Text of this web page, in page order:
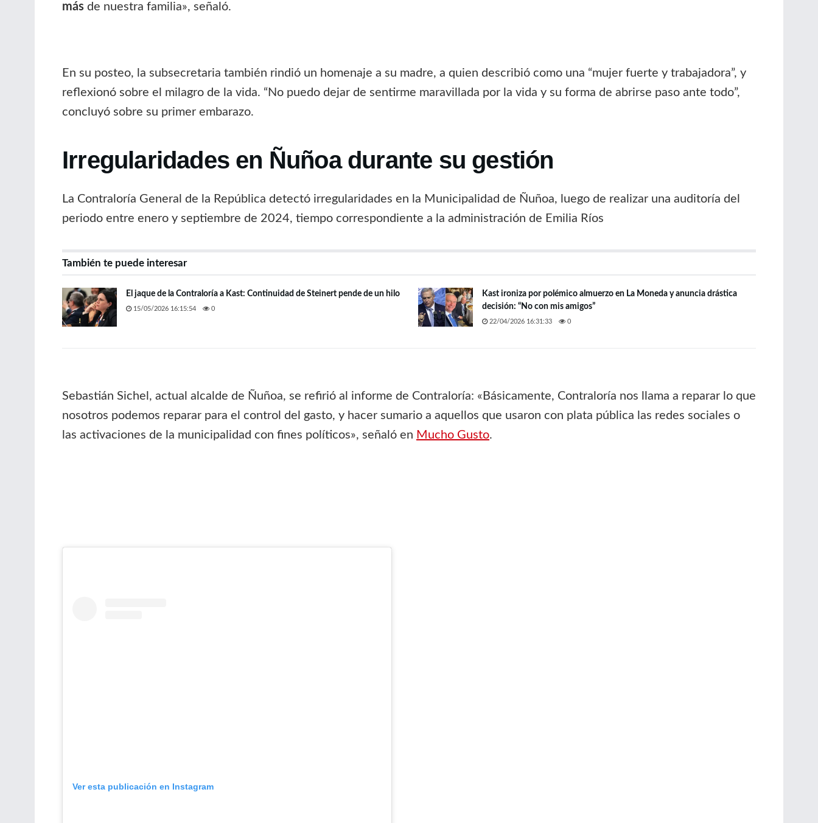
más de nuestra familia», señaló.
En su posteo, la subsecretaria también rindió un homenaje a su madre, a quien describió como una “mujer fuerte y trabajadora”, y
reflexionó sobre el milagro de la vida. “No puedo dejar de sentirme maravillada por la vida y su forma de abrirse paso ante todo”,
concluyó sobre su primer embarazo.
Irregularidades en Ñuñoa durante su gestión
La Contraloría General de la República detectó irregularidades en la Municipalidad de Ñuñoa, luego de realizar una auditoría del
periodo entre enero y septiembre de 2024, tiempo correspondiente a la administración de Emilia Ríos
También te puede interesar
El jaque de la Contraloría a Kast: Continuidad de Steinert pende de un hilo
15/05/2026 16:15:54 0
Kast ironiza por polémico almuerzo en La Moneda y anuncia drástica
decisión: “No con mis amigos”
22/04/2026 16:31:33 0
Sebastián Sichel, actual alcalde de Ñuñoa, se refirió al informe de Contraloría: «Básicamente, Contraloría nos llama a reparar lo que
nosotros podemos reparar para el control del gasto, y hacer sumario a aquellos que usaron con plata pública las redes sociales o
las activaciones de la municipalidad con fines políticos», señaló en Mucho Gusto.
Ver esta publicación en Instagram